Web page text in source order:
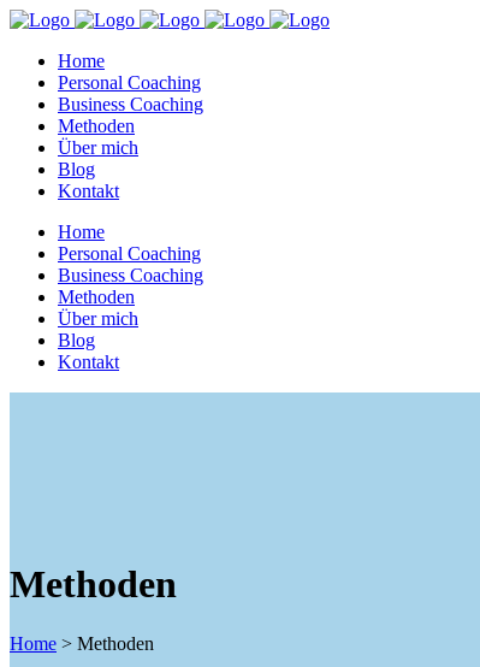
Home
Personal Coaching
Business Coaching
Methoden
Über mich
Blog
Kontakt
Home
Personal Coaching
Business Coaching
Methoden
Über mich
Blog
Kontakt
Methoden
Home > Methoden